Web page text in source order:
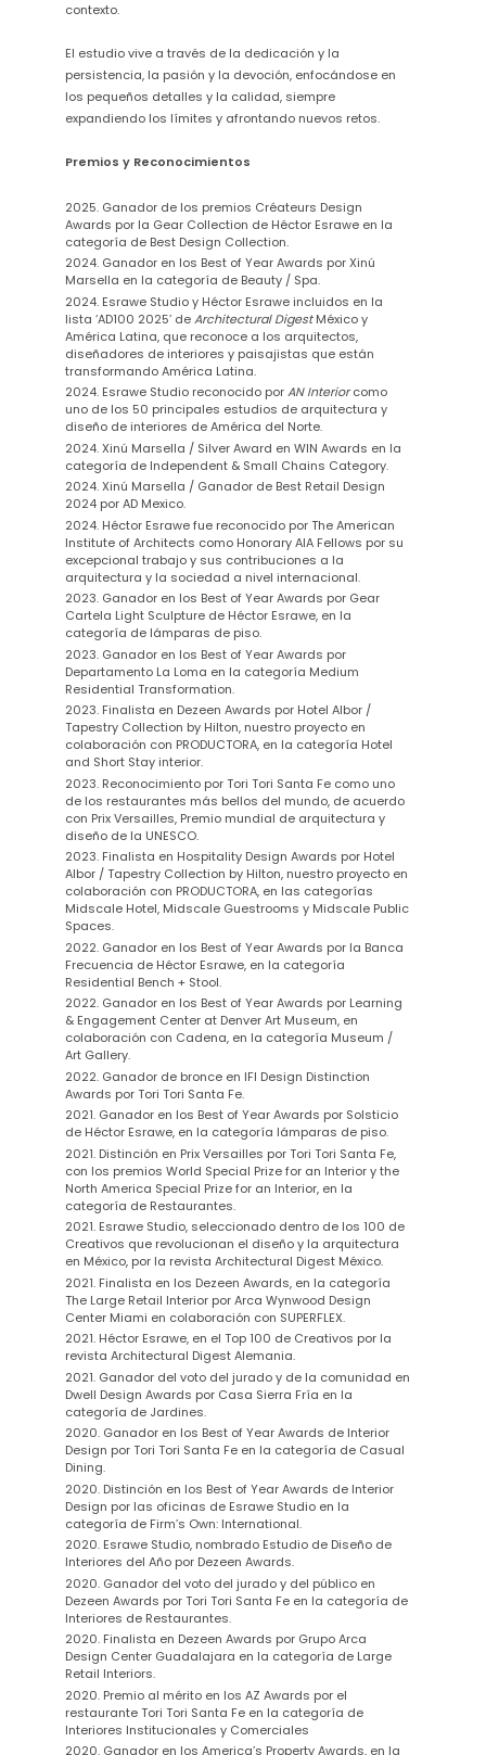
contexto.
El estudio vive a través de la dedicación y la
persistencia, la pasión y la devoción, enfocándose en
los pequeños detalles y la calidad, siempre
expandiendo los límites y afrontando nuevos retos.
Premios y Reconocimientos
2025. Ganador de los premios Créateurs Design
Awards por la Gear Collection de Héctor Esrawe en la
categoría de Best Design Collection.
2024. Ganador en los Best of Year Awards por Xinú
Marsella en la categoría de Beauty / Spa.
2024. Esrawe Studio y Héctor Esrawe incluidos en la
lista ‘AD100 2025’ deArchitectural DigestMéxico y
América Latina, que reconoce a los arquitectos,
diseñadores de interiores y paisajistas que están
transformando América Latina.
2024. Esrawe Studio reconocido porAN Interiorcomo
uno de los 50 principales estudios de arquitectura y
diseño de interiores de América del Norte.
2024. Xinú Marsella / Silver Award en WIN Awards en la
categoría de Independent & Small Chains Category.
2024. Xinú Marsella / Ganador de Best Retail Design
2024 por AD Mexico.
2024. Héctor Esrawe fue reconocido por The American
Institute of Architects como Honorary AIA Fellows por su
excepcional trabajo y sus contribuciones a la
arquitectura y la sociedad a nivel internacional.
2023. Ganador en los Best of Year Awards por Gear
Cartela Light Sculpture de Héctor Esrawe, en la
categoría de lámparas de piso.
2023. Ganador en los Best of Year Awards por
Departamento La Loma en la categoría Medium
Residential Transformation.
2023. Finalista en Dezeen Awards por Hotel Albor /
Tapestry Collection by Hilton, nuestro proyecto en
colaboración con PRODUCTORA, en la categoría Hotel
and Short Stay interior.
2023. Reconocimiento por Tori Tori Santa Fe como uno
de los restaurantes más bellos del mundo, de acuerdo
con Prix Versailles, Premio mundial de arquitectura y
diseño de la UNESCO.
2023. Finalista en Hospitality Design Awards por Hotel
Albor / Tapestry Collection by Hilton, nuestro proyecto en
colaboración con PRODUCTORA, en las categorías
Midscale Hotel, Midscale Guestrooms y Midscale Public
Spaces.
2022. Ganador en los Best of Year Awards por la Banca
Frecuencia de Héctor Esrawe, en la categoría
Residential Bench + Stool.
2022. Ganador en los Best of Year Awards por Learning
& Engagement Center at Denver Art Museum, en
colaboración con Cadena, en la categoría Museum /
Art Gallery.
2022. Ganador de bronce en IFI Design Distinction
Awards por Tori Tori Santa Fe.
2021. Ganador en los Best of Year Awards por Solsticio
de Héctor Esrawe, en la categoría lámparas de piso.
2021. Distinción en Prix Versailles por Tori Tori Santa Fe,
con los premios World Special Prize for an Interior y the
North America Special Prize for an Interior, en la
categoría de Restaurantes.
2021. Esrawe Studio, seleccionado dentro de los 100 de
Creativos que revolucionan el diseño y la arquitectura
en México, por la revista Architectural Digest México.
2021. Finalista en los Dezeen Awards, en la categoría
The Large Retail Interior por Arca Wynwood Design
Center Miami en colaboración con SUPERFLEX.
2021. Héctor Esrawe, en el Top 100 de Creativos por la
revista Architectural Digest Alemania.
2021. Ganador del voto del jurado y de la comunidad en
Dwell Design Awards por Casa Sierra Fría en la
categoría de Jardines.
2020. Ganador en los Best of Year Awards de Interior
Design por Tori Tori Santa Fe en la categoría de Casual
Dining.
2020. Distinción en los Best of Year Awards de Interior
Design por las oficinas de Esrawe Studio en la
categoría de Firm’s Own: International.
2020. Esrawe Studio, nombrado Estudio de Diseño de
Interiores del Año por Dezeen Awards.
2020. Ganador del voto del jurado y del público en
Dezeen Awards por Tori Tori Santa Fe en la categoría de
Interiores de Restaurantes.
2020. Finalista en Dezeen Awards por Grupo Arca
Design Center Guadalajara en la categoría de Large
Retail Interiors.
2020. Premio al mérito en los AZ Awards por el
restaurante Tori Tori Santa Fe en la categoría de
Interiores Institucionales y Comerciales
2020. Ganador en los America’s Property Awards, en la